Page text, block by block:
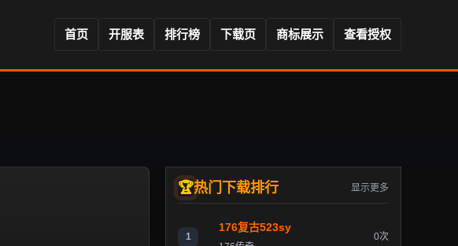
首页 开服表 排行榜 下载页 商标展示 查看授权
热门下载排行 显示更多
1
176复古523sy
0次